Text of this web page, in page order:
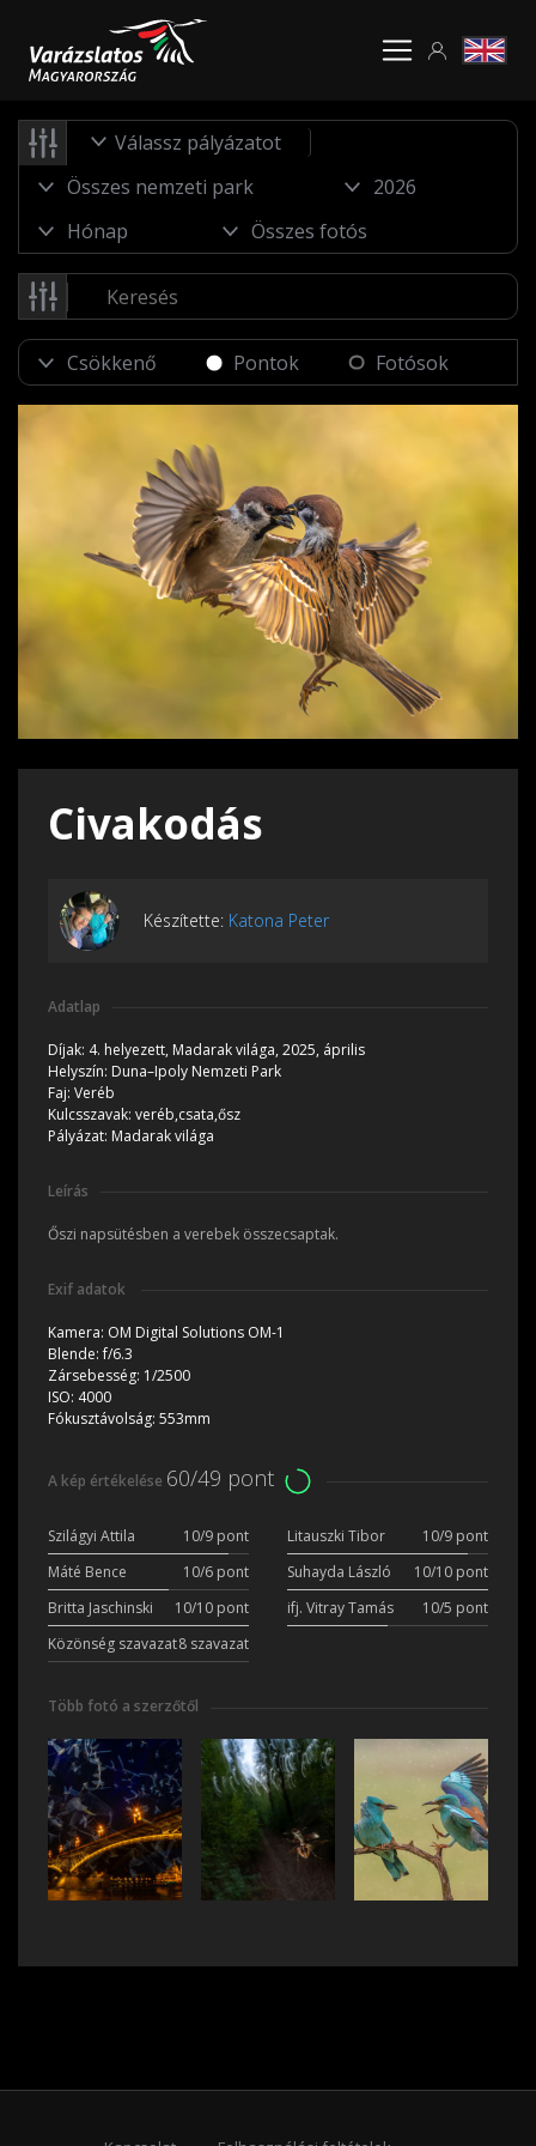
Válassz pályázatot
Pontok Fotósok
Civakodás
Készítette: Katona Peter
Adatlap
Díjak: 4. helyezett, Madarak világa, 2025, április
Helyszín: Duna–Ipoly Nemzeti Park
Faj: Veréb
Kulcsszavak: veréb,csata,ősz
Pályázat: Madarak világa
Leírás
Őszi napsütésben a verebek összecsaptak.
Exif adatok
Kamera: OM Digital Solutions OM-1
Blende:f/6.3
Zársebesség: 1/2500
ISO: 4000
Fókusztávolság: 553mm
A kép értékelése 60/49 pont
Szilágyi Attila 10/9 pont Litauszki Tibor
10/9 pont
Máté Bence
10/6 pont Suhayda László
10/10 pont
Britta Jaschinski
10/10 pont ifj. Vitray Tamás
10/5 pont
Közönség szavazat8 szavazat
Több fotó a szerzőtől